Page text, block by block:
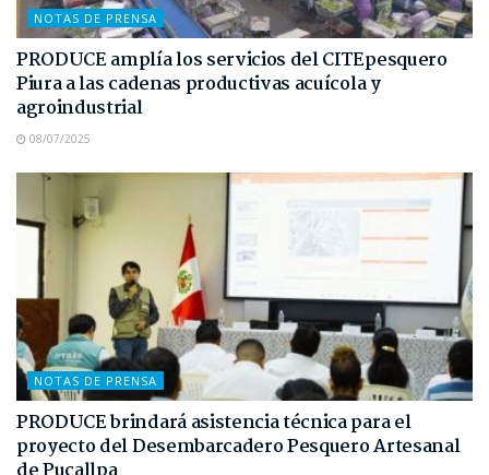
NOTAS DE PRENSA
PRODUCE amplía los servicios del CITEpesquero
Piura a las cadenas productivas acuícola y
agroindustrial
08/07/2025
NOTAS DE PRENSA
PRODUCE brindará asistencia técnica para el
proyecto del Desembarcadero Pesquero Artesanal